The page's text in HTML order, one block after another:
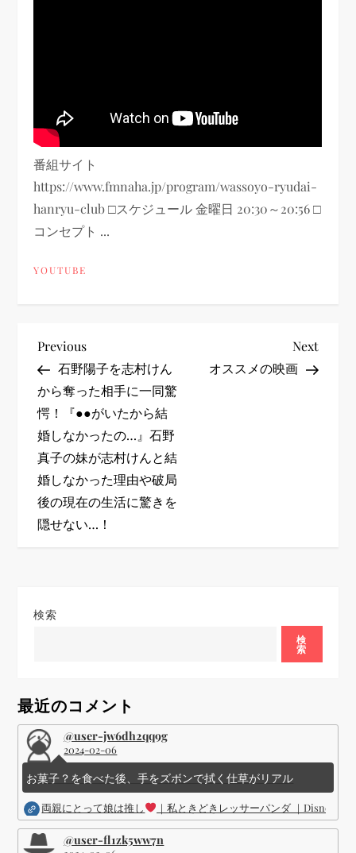
番組サイト
https://www.fmnaha.jp/program/wassoyo-ryudai-
hanryu-club □スケジュール 金曜日 20:30～20:56 □
コンセプト ...
YOUTUBE
投
稿
ナ
ビ
ゲ
ー
ョ
Previous
Post
Previous
石野陽子を志村けん
から奪った相手に一同驚
愕！『●●がいたから結
婚しなかったの…』石野
真子の妹が志村けんと結
婚しなかった理由や破局
後の現在の生活に驚きを
隠せない…！
Next
Post
Next
オススメの映画
検索
検
索
最近のコメント
@user-jw6dh2qq9g
2024-02-06
お菓子？を食べた後、手をズボンで拭く仕草がリアル
両親にとって娘は推し ｜私ときどきレッサーパンダ ｜Disney (
@user-fl1zk5ww7n